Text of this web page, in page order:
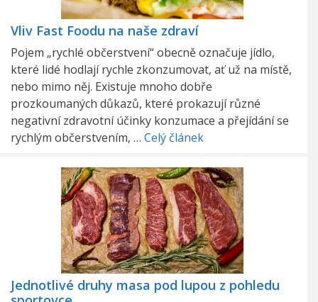
Vliv Fast Foodu na naše zdraví
Pojem „rychlé občerstvení“ obecně označuje jídlo,
které lidé hodlají rychle zkonzumovat, ať už na místě,
nebo mimo něj. Existuje mnoho dobře
prozkoumaných důkazů, které prokazují různé
negativní zdravotní účinky konzumace a přejídání se
rychlým občerstvením, … Celý článek
Jednotlivé druhy masa pod lupou z pohledu